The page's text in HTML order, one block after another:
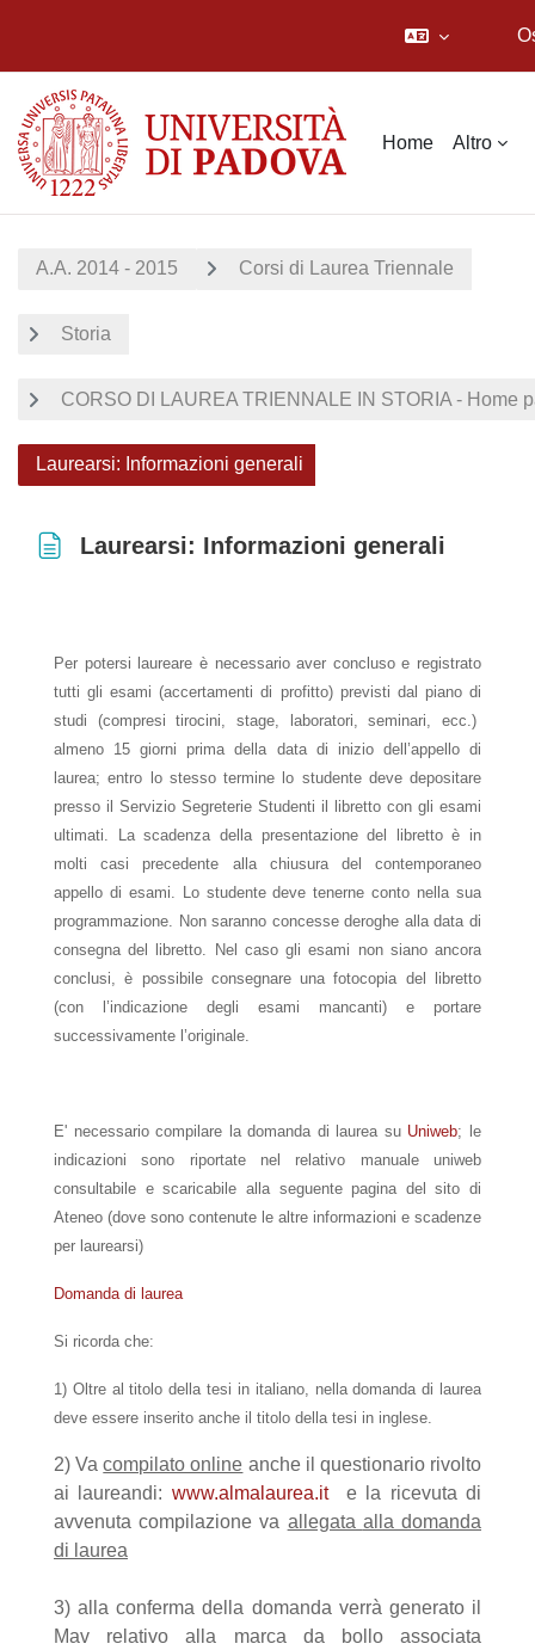
Home Altro
A.A. 2014 - 2015 Corsi di Laurea Triennale
Storia
CORSO DI LAUREA TRIENNALE IN STORIA - Home
Laurearsi: Informazioni generali
Laurearsi: Informazioni generali
Per potersi laureare è necessario aver concluso e registrato
tutti gli esami (accertamenti di profitto) previsti dal piano di
studi (compresi tirocini, stage, laboratori, seminari, ecc.)
almeno 15 giorni prima della data di inizio dell’appello di
laurea; entro lo stesso termine lo studente deve depositare
presso il Servizio Segreterie Studenti il libretto con gli esami
ultimati. La scadenza della presentazione del libretto è in
molti casi precedente alla chiusura del contemporaneo
appello di esami. Lo studente deve tenerne conto nella sua
programmazione. Non saranno concesse deroghe alla data di
consegna del libretto. Nel caso gli esami non siano ancora
conclusi, è possibile consegnare una fotocopia del libretto
(con l’indicazione degli esami mancanti) e portare
successivamente l’originale.
E' necessario compilare la domanda di laurea su Uniweb; le
indicazioni sono riportate nel relativo manuale uniweb
consultabile e scaricabile alla seguente pagina del sito di
Ateneo (dove sono contenute le altre informazioni e scadenze
per laurearsi)
Domanda di laurea
Si ricorda che:
1) Oltre al titolo della tesi in italiano, nella domanda di laurea
deve essere inserito anche il titolo della tesi in inglese.
2) Vacompilato online anche il questionario rivolto
ai laureandi: www.almalaurea.ite la ricevuta di
avvenuta compilazione va allegata alla domanda
di laurea
3) alla conferma della domanda verrà generato il
Mav relativo alla marca da bollo associata